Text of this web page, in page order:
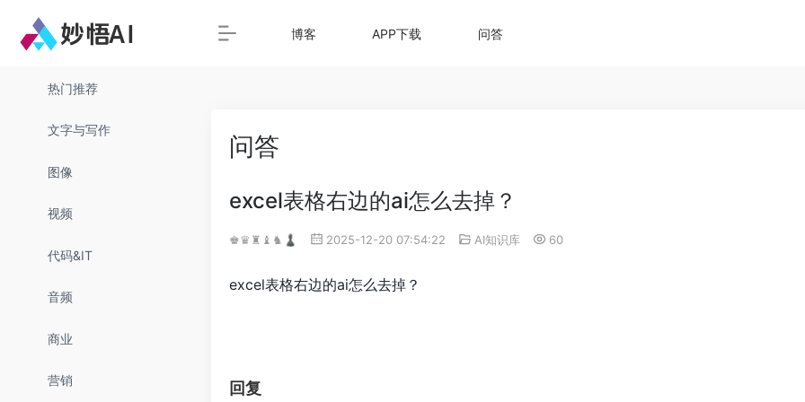
热门推荐
文字与写作
图像
视频
代码&IT
音频
商业
营销
博客 APP下载 问答
问答
excel表格右边的ai怎么去掉？
♚♛♜♝♞♟ 2025-12-20 07:54:22 AI知识库 60
excel表格右边的ai怎么去掉？
回复